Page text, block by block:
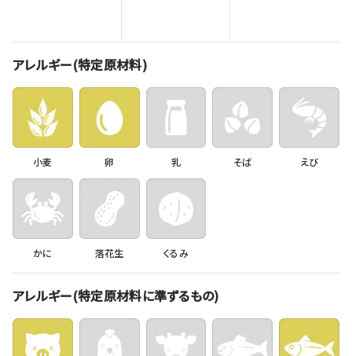
アレルギー(特定原材料)
小麦 卵 乳 そば えび
かに 落花生 くるみ
アレルギー(特定原材料に準ずるもの)